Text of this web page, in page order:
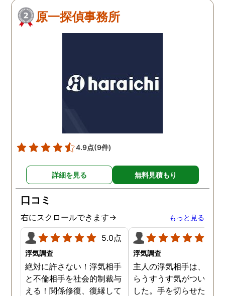
原一探偵事務所
4.9点(9件)
詳細を見る 無料見積もり
口コミ
右にスクロールできます→ もっと見る
5.0点
浮気調査
絶対に許さない！浮気相手
と不倫相手を社会的制裁与
える！関係修復、復縁して
浮気調査
主人の浮気相手は、以前
らうすうす気がついてい
した。手を切らせたくて